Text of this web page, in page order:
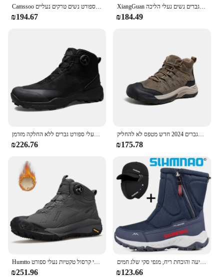
Camssoo נעלי הליכה גברים שלג מגפיים ספורט בחוץ טיפוס נעליים נשים טרקים נעלי ספורט נשים טרקים נעליים
₪194.67
XiangGuan חדש חורף ללבוש עמיד קמפינג נשים מגפי טקטי סניקרס טיפוס עמיד למים מגפי גברים נשים נעלי הליכה
₪184.49
מגפי חורף לגברים לנשימה נעלי הליכה חיצונית מחנאות טרקים נעלי ספורט גברים ללא החלקה מזדמן
₪226.76
נעלי גמלים מוזהב מגפי חורף מעובה גברים מעובים מעובים באמצע העליון נעלי טרקים נעליים לגברים 2024 חדש מטפס לא להחליק
₪175.78
₪251.96
מגפי גברים של דיג חורף, מגפי קרסול צמר חם, חסין זיעה והוכחת ריח, מגפי סקי שלג חמים
₪123.66